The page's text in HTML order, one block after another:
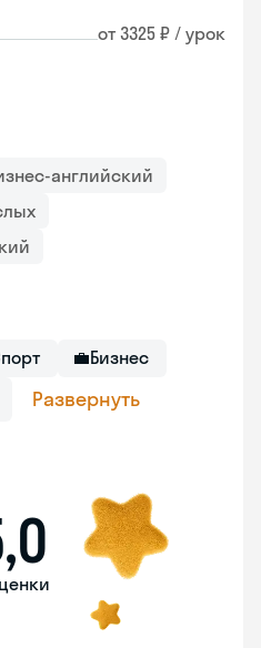
от 3325 ₽ / урок
английский
💼Бизнес
Развернуть